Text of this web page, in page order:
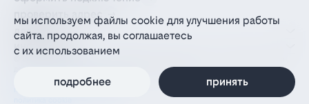
проверить адрес
для дома
информация
действующий на основании агентского договора
политика персональных данных
политика конфиденциальности
мы используем файлы cookie для улучшения работы
сайта. продолжая, вы соглашаетесь
с их использованием
подробнее принять